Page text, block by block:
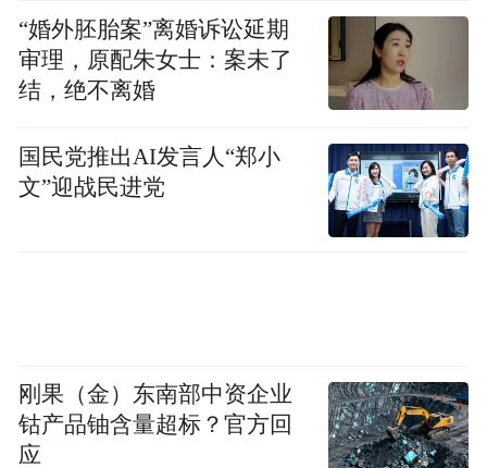
“婚外胚胎案”离婚诉讼延期
审理，原配朱女士：案未了
结，绝不离婚
国民党推出AI发言人“郑小
文”迎战民进党
刚果（金）东南部中资企业
钴产品铀含量超标？官方回
应